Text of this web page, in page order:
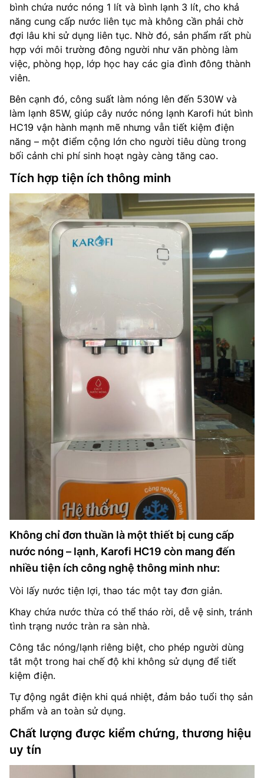
bình chứa nước nóng 1 lít và bình lạnh 3 lít, cho khả
năng cung cấp nước liên tục mà không cần phải chờ
đợi lâu khi sử dụng liên tục. Nhờ đó, sản phẩm rất phù
hợp với môi trường đông người như văn phòng làm
việc, phòng họp, lớp học hay các gia đình đông thành
viên.
Bên cạnh đó, công suất làm nóng lên đến 530W và
làm lạnh 85W, giúp cây nước nóng lạnh Karofi hút bình
HC19 vận hành mạnh mẽ nhưng vẫn tiết kiệm điện
năng – một điểm cộng lớn cho người tiêu dùng trong
bối cảnh chi phí sinh hoạt ngày càng tăng cao.
Tích hợp tiện ích thông minh
Không chỉ đơn thuần là một thiết bị cung cấp
nước nóng – lạnh, Karofi HC19 còn mang đến
nhiều tiện ích công nghệ thông minh như:
Vòi lấy nước tiện lợi, thao tác một tay đơn giản.
Khay chứa nước thừa có thể tháo rời, dễ vệ sinh, tránh
tình trạng nước tràn ra sàn nhà.
Công tắc nóng/lạnh riêng biệt, cho phép người dùng
tắt một trong hai chế độ khi không sử dụng để tiết
kiệm điện.
Tự động ngắt điện khi quá nhiệt, đảm bảo tuổi thọ sản
phẩm và an toàn sử dụng.
Chất lượng được kiểm chứng, thương hiệu
uy tín